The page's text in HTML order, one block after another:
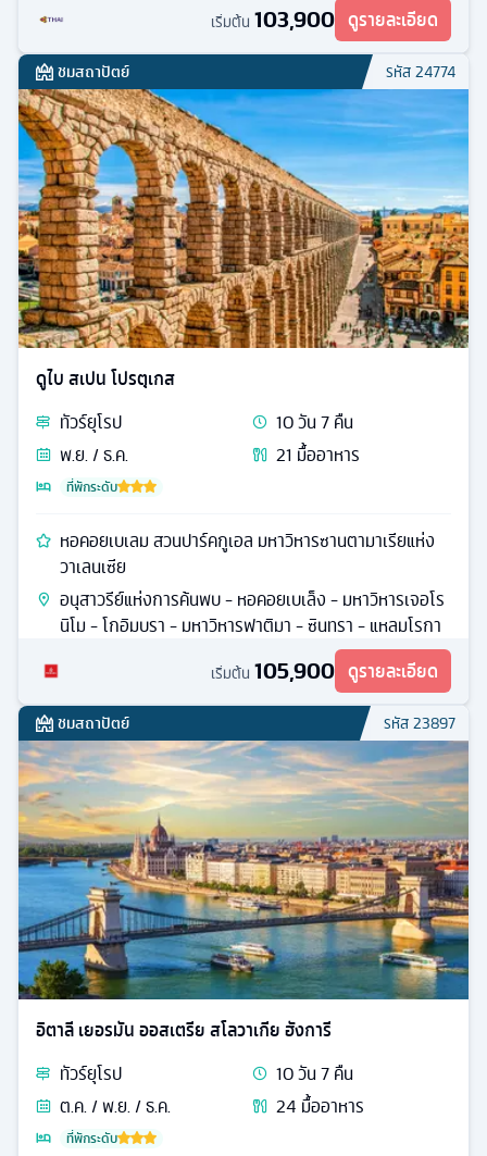
เริ่มต้น 103,900 ดูรายละเอียด
ชมสถาปัตย์ รหัส24774
ดูไบ สเปน โปรตุเกส
ทัวร์ยุโรป 10วัน7คืน
พ.ย. / ธ.ค.
21 มื้ออาหาร
ที่พักระดับ
หอคอยเบเลม สวนปาร์คกูเอล มหาวิหารซานตามาเรียแห่ง
วาเลนเซีย
อนุสาวรีย์แห่งการค้นพบ - หอคอยเบเล็ง - มหาวิหารเจอโร
นิโม - โกอิมบรา - มหาวิหารฟาติมา - ซินทรา - แหลมโรกา
เริ่มต้น 105,900 ดูรายละเอียด
ชมสถาปัตย์ รหัส23897
อิตาลี เยอรมัน ออสเตรีย สโลวาเกีย ฮังการี
ทัวร์ยุโรป 10วัน7คืน
ต.ค. / พ.ย. / ธ.ค.
24 มื้ออาหาร
ที่พักระดับ